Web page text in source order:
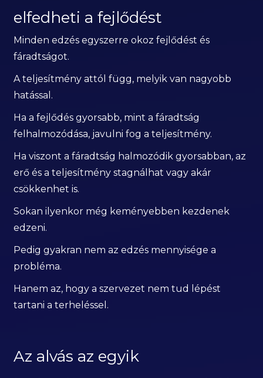
elfedheti a fejlődést
Minden edzés egyszerre okoz fejlődést és
fáradtságot.
A teljesítmény attól függ, melyik van nagyobb
hatással.
Ha a fejlődés gyorsabb, mint a fáradtság
felhalmozódása, javulni fog a teljesítmény.
Ha viszont a fáradtság halmozódik gyorsabban, az
erő és a teljesítmény stagnálhat vagy akár
csökkenhet is.
Sokan ilyenkor még keményebben kezdenek
edzeni.
Pedig gyakran nem az edzés mennyisége a
probléma.
Hanem az, hogy a szervezet nem tud lépést
tartani a terheléssel.
Az alvás az egyik